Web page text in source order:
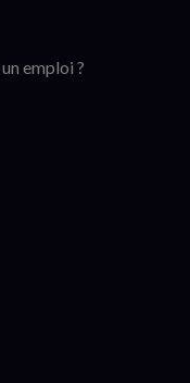
emploi ?